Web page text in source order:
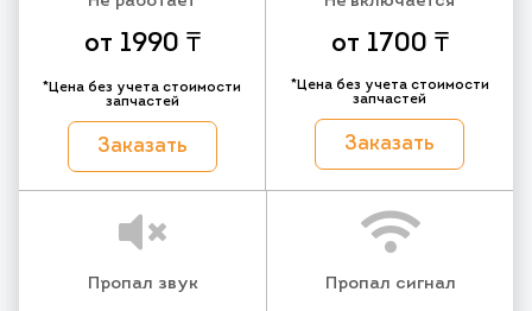
от 1990 ₸
*Цена без учета стоимости
запчастей
Заказать
от 1700 ₸
*Цена без учета стоимости
запчастей
Заказать
Пропал звук Пропал сигнал